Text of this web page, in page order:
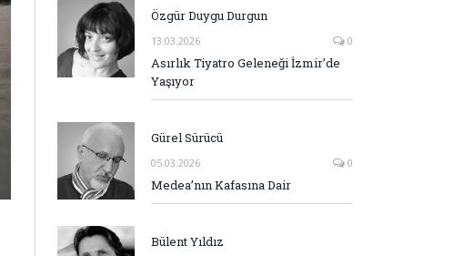
Özgür Duygu Durgun
13.03.2026 0
Asırlık Tiyatro Geleneği İzmir’de
Yaşıyor
Gürel Sürücü
05.03.2026 0
Medea’nın Kafasına Dair
Bülent Yıldız